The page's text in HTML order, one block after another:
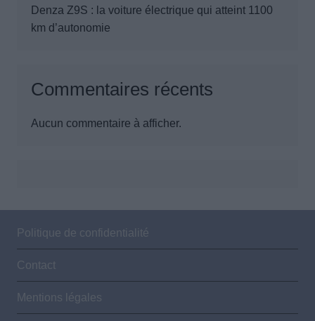
Denza Z9S : la voiture électrique qui atteint 1100
km d’autonomie
Commentaires récents
Aucun commentaire à afficher.
Politique de confidentialité
Contact
Mentions légales